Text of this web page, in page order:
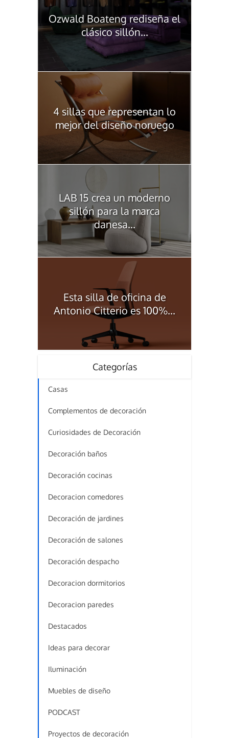
Ozwald Boateng rediseña el
clásico sillón...
4 sillas que representan lo
mejor del diseño noruego
LAB 15 crea un moderno
sillón para la marca
danesa...
Esta silla de oficina de
Antonio Citterio es 100%...
Categorías
Casas
Complementos de decoración
Curiosidades de Decoración
Decoración baños
Decoración cocinas
Decoracion comedores
Decoración de jardines
Decoración de salones
Decoración despacho
Decoracion dormitorios
Decoracion paredes
Destacados
Ideas para decorar
Iluminación
Muebles de diseño
PODCAST
Proyectos de decoración